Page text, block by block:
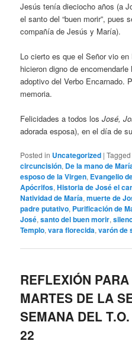
Jesús tenía dieciocho años (a
el santo del “buen morir”, pues
compañía de Jesús y María).
Lo cierto es que el Señor vio
hicieron digno de
adoptivo del Verbo Encarnado.
memoria.
Felicidades a todos losJosé,
adorada esposa), en el día de
Posted in Uncategorized |Tagged
circuncisión, De la mano de
esposo de la Virgen, Evangelio
Apócrifos,Historia de José el
Natividad de María,muerte de
padre putativo, Purificación de
José,santo del buen morir,
Templo,vara florecida,varón de
REFLEXIÓN
MARTES DE LA
SEMANA DEL
22